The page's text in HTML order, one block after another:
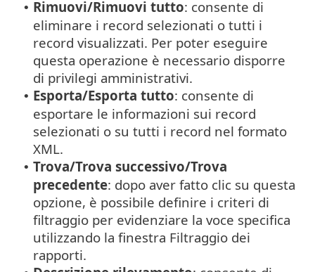
• Rimuovi/Rimuovi tutto: consente di
eliminare i record selezionati o tutti i
record visualizzati. Per poter eseguire
questa operazione è necessario disporre
di privilegi amministrativi.
• Esporta/Esporta tutto: consente di
esportare le informazioni sui record
selezionati o su tutti i record nel formato
XML.
• Trova/Trova successivo/Trova
precedente: dopo aver fatto clic su questa
opzione, è possibile definire i criteri di
filtraggio per evidenziare la voce specifica
utilizzando la finestra Filtraggio dei
rapporti.